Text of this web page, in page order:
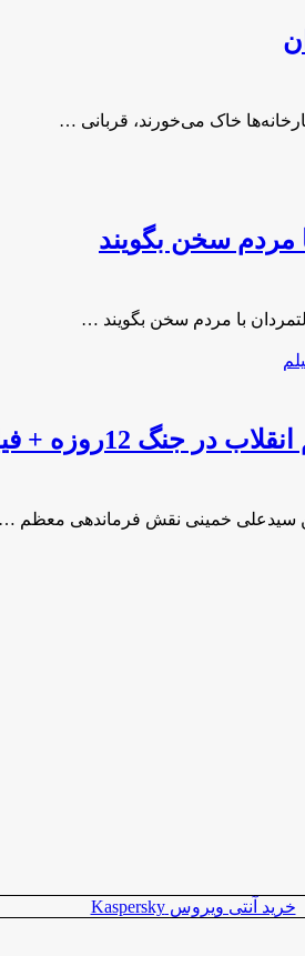
مردم سخن بگویند
12روزه + فیلم
خرید آنتی ویروس Kaspersky